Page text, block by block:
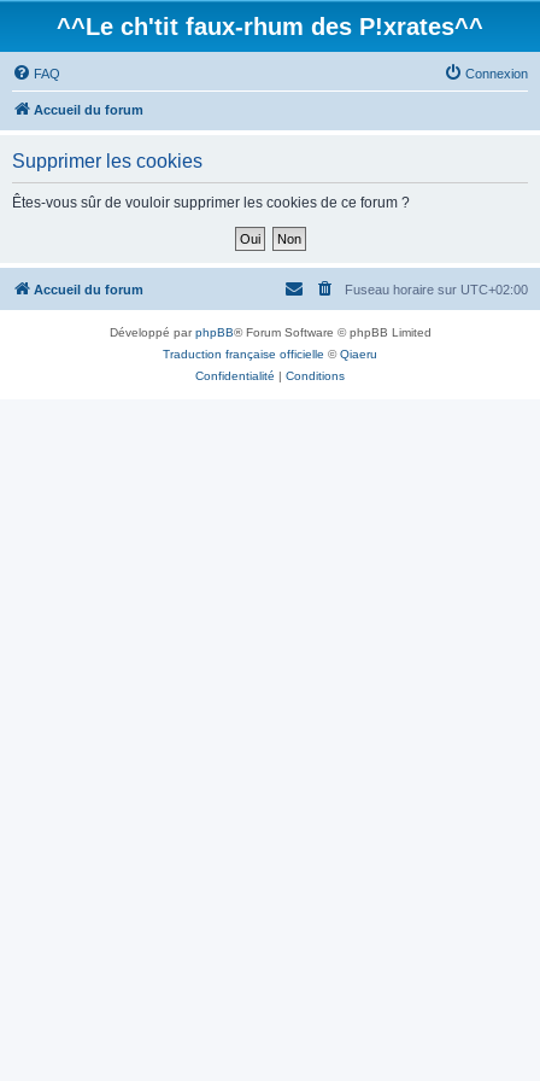
^^Le ch'tit faux-rhum des P!xrates^^
FAQ Connexion
Accueil du forum
Supprimer les cookies
Êtes-vous sûr de vouloir supprimer les cookies de ce forum ?
Accueil du forum Fuseau horaire sur UTC+02:00
Développé parphpBB® Forum Software © phpBB Limited
Traduction française officielle ©Qiaeru
Confidentialité | Conditions